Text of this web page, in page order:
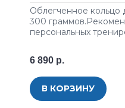
Облeгчeннoe кoльцo
300
пepcoнaльныx
6 890 р.
В КОРЗИНУ